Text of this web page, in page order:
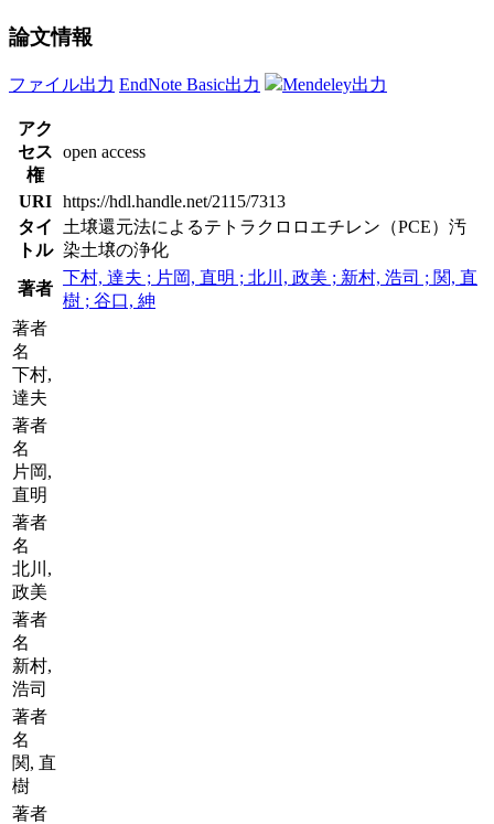
論文情報
ファイル出力 EndNote Basic出力 Mendeley出力
アク
セス
権
open access
URI https://hdl.handle.net/2115/7313
タイ
トル
土壌還元法によるテトラクロロエチレン（PCE）汚
染土壌の浄化
著者
下村, 達夫 ; 片岡, 直明 ; 北川, 政美 ; 新村, 浩司 ; 関, 直
樹 ; 谷口, 紳
著者
名
下村,
達夫
著者
名
片岡,
直明
著者
名
北川,
政美
著者
名
新村,
浩司
著者
名
関, 直
樹
著者